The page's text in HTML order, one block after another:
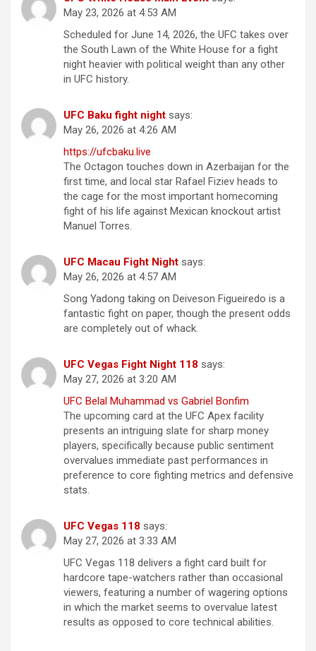
May 23, 2026 at 4:53 AM
Scheduled for June 14, 2026, the UFC takes over
the South Lawn of the White House for a fight
night heavier with political weight than any other
in UFC history.
UFC Baku fight night says:
May 26, 2026 at 4:26 AM
https://ufcbaku.live
The Octagon touches down in Azerbaijan for the
first time, and local star Rafael Fiziev heads to
the cage for the most important homecoming
fight of his life against Mexican knockout artist
Manuel Torres.
UFC Macau Fight Night says:
May 26, 2026 at 4:57 AM
Song Yadong taking on Deiveson Figueiredo is a
fantastic fight on paper, though the present odds
are completely out of whack.
UFC Vegas Fight Night 118 says:
May 27, 2026 at 3:20 AM
UFC Belal Muhammad vs Gabriel Bonfim
The upcoming card at the UFC Apex facility
presents an intriguing slate for sharp money
players, specifically because public sentiment
overvalues immediate past performances in
preference to core fighting metrics and defensive
stats.
UFC Vegas 118 says:
May 27, 2026 at 3:33 AM
UFC Vegas 118 delivers a fight card built for
hardcore tape-watchers rather than occasional
viewers, featuring a number of wagering options
in which the market seems to overvalue latest
results as opposed to core technical abilities.